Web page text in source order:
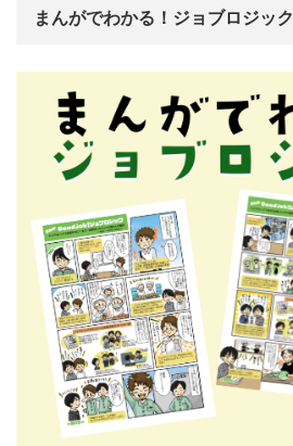
まんがでわかる！ジョブロジック